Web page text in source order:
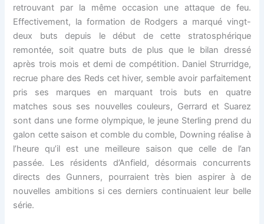
retrouvant par la même occasion une attaque de feu.
Effectivement, la formation de Rodgers a marqué vingt-
deux buts depuis le début de cette stratosphérique
remontée, soit quatre buts de plus que le bilan dressé
après trois mois et demi de compétition. Daniel Strurridge,
recrue phare des Reds cet hiver, semble avoir parfaitement
pris ses marques en marquant trois buts en quatre
matches sous ses nouvelles couleurs, Gerrard et Suarez
sont dans une forme olympique, le jeune Sterling prend du
galon cette saison et comble du comble, Downing réalise à
l’heure qu’il est une meilleure saison que celle de l’an
passée. Les résidents d’Anfield, désormais concurrents
directs des Gunners, pourraient très bien aspirer à de
nouvelles ambitions si ces derniers continuaient leur belle
série.